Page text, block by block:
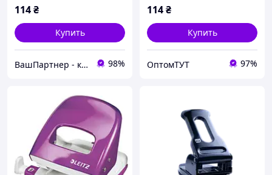
114₴
Купить
ВашПартнер - канцтовары, игрушки и детская книга, бытовая химия 98%
114₴
Купить
ОптомТУТ 97%